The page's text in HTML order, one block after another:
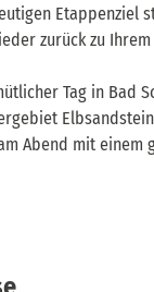
Etappenziel
zurück zu
Tag in Bad
Abend mit einem